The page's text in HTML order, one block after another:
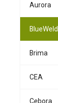
Aurora
BlueWeld
Brima
CEA
Cebora